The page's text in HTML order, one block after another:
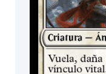
Fred
Fields
G-
host
Lee